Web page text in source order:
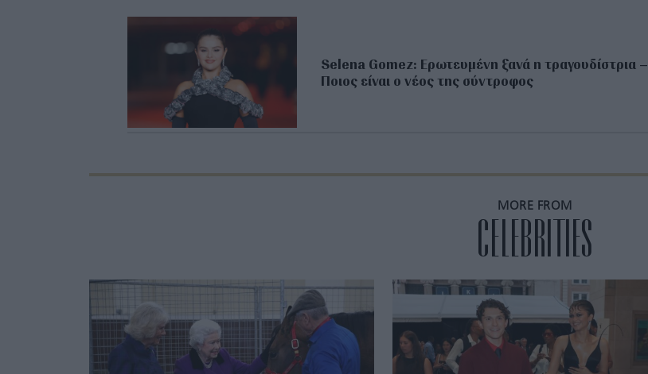
Selena Gomez: Ερωτευμένη ξανά η τραγουδίστρια –
Ποιος είναι ο νέος της σύντροφος
MORE FROM
CELEBRITIES